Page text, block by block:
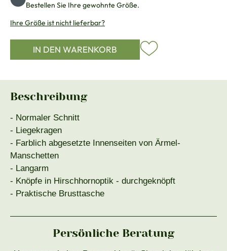
Bestellen Sie Ihre gewohnte Größe.
Ihre Größe ist nicht lieferbar?
IN DEN WARENKORB
Beschreibung
- Normaler Schnitt
- Liegekragen
- Farblich abgesetzte Innenseiten von Ärmel-
Manschetten
- Langarm
- Knöpfe in Hirschhornoptik - durchgeknöpft
- Praktische Brusttasche
Persönliche Beratung